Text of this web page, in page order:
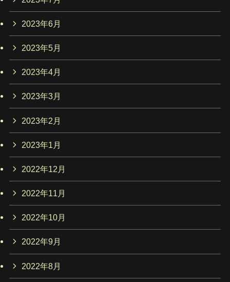
2023年6月
2023年5月
2023年4月
2023年3月
2023年2月
2023年1月
2022年12月
2022年11月
2022年10月
2022年9月
2022年8月